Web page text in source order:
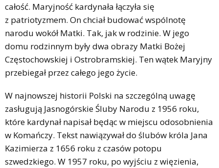
całość. Maryjność kardynała łączyła się
z patriotyzmem. On chciał budować wspólnotę
narodu wokół Matki. Tak, jak w rodzinie. W jego
domu rodzinnym były dwa obrazy Matki Bożej
Częstochowskiej i Ostrobramskiej. Ten wątek Maryjny
przebiegał przez całego jego życie.
W najnowszej historii Polski na szczególną uwagę
zasługują Jasnogórskie Śluby Narodu z 1956 roku,
które kardynał napisał będąc w miejscu odosobnienia
w Komańczy. Tekst nawiązywał do ślubów króla Jana
Kazimierza z 1656 roku z czasów potopu
szwedzkiego. W 1957 roku, po wyjściu z więzienia,